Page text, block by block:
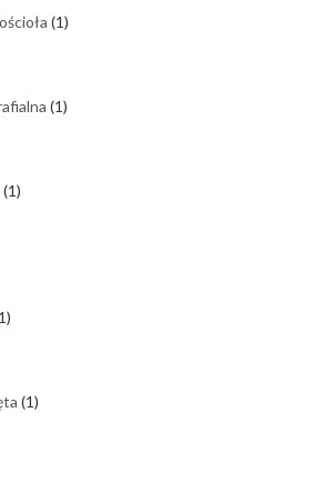
(1)
(1)
(1)
(1)